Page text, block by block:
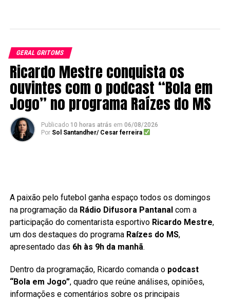
GERAL GRITOMS
Ricardo Mestre conquista os
ouvintes com o podcast “Bola em
Jogo” no programa Raízes do MS
Publicado 10 horas atrás em 06/08/2026
Por Sol Santandher/ Cesar ferreira
A paixão pelo futebol ganha espaço todos os domingos
na programação da Rádio Difusora Pantanal com a
participação do comentarista esportivo Ricardo Mestre,
um dos destaques do programa Raízes do MS,
apresentado das 6h às 9h da manhã.
Dentro da programação, Ricardo comanda o podcast
“Bola em Jogo”, quadro que reúne análises, opiniões,
informações e comentários sobre os principais